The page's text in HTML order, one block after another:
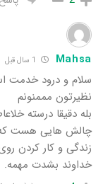
Mahsa
سلام و درود خدمت
نظیرتون مممنونم
بله دقیقا درسته
چالش هایی هست که
زندگی و کار کردن
خداوند بشدت مهمه.